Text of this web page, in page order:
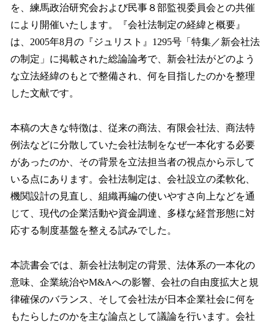
込
み
中
で
す
を、練馬政治研究会および民事８部監視委員会との共催
により開催いたします。『会社法制定の経緯と概要』
は、2005年8月の『ジュリスト』1295号「特集／新会社法
の制定」に掲載された総論論考で、新会社法がどのよう
な立法経緯のもとで整備され、何を目指したのかを整理
した文献です。
本稿の大きな特徴は、従来の商法、有限会社法、商法特
例法などに分散していた会社法制をなぜ一本化する必要
があったのか、その背景を立法担当者の視点から示して
いる点にあります。会社法制定は、会社設立の柔軟化、
機関設計の見直し、組織再編の使いやすさ向上などを通
じて、現代の企業活動や資金調達、多様な経営形態に対
応する制度基盤を整える試みでした。
本読書会では、新会社法制定の背景、法体系の一本化の
意味、企業統治やM&Aへの影響、会社の自由度拡大と規
律確保のバランス、そして会社法が日本企業社会に何を
もたらしたのかを主な論点として議論を行います。会社